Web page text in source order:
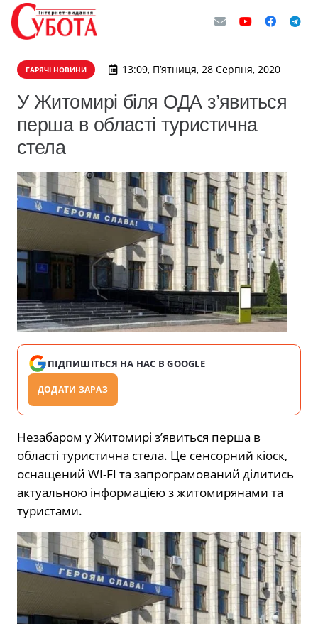
ГАРЯЧІ НОВИНИ 13:09, П’ятниця, 28 Серпня, 2020
У Житомирі біля ОДА з’явиться
перша в області туристична
стела
ПІДПИШІТЬСЯ НА НАС В GOOGLE
ДОДАТИ ЗАРАЗ
Незабаром у Житомирі з’явиться перша в
області туристична стела. Це сенсорний кіоск,
оснащений WI-FI та запрограмований ділитись
актуальною інформацією з житомирянами та
туристами.